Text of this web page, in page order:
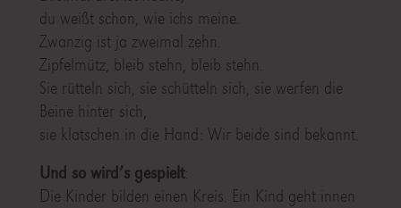
du weißt schon, wie ichs meine.
Zwanzig ist ja zweimal zehn.
Zipfelmütz, bleib stehn, bleib stehn.
Sie rütteln sich, sie schütteln sich, sie werfen die
Beine hinter sich,
sie klatschen in die Hand: Wir beide sind bekannt.
Und so wird’s gespielt:
Die Kinder bilden einen Kreis. Ein Kind geht innen